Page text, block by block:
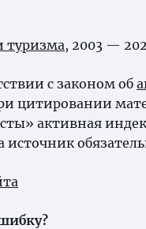
туризма, 2003 —
с законом об
цитировании
активная
источник